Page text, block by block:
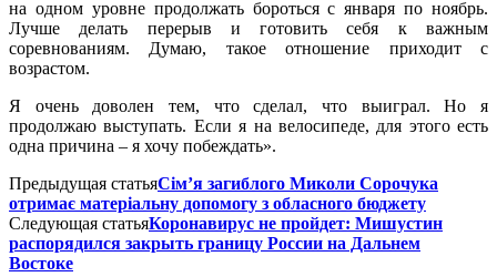
на одном уровне продолжать бороться с января по ноябрь.
Лучше делать перерыв и готовить себя к важным
соревнованиям. Думаю, такое отношение приходит с
возрастом.
Я очень доволен тем, что сделал, что выиграл. Но я
продолжаю выступать. Если я на велосипеде, для этого есть
одна причина – я хочу побеждать».
Предыдущая статьяСім’я загиблого Миколи Сорочука
отримає матеріальну допомогу з обласного бюджету
Следующая статьяКоронавирус не пройдет: Мишустин
распорядился закрыть границу России на Дальнем
Востоке